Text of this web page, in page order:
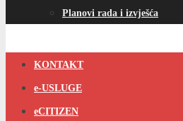
Planovi rada i izvješća
KONTAKT
e-USLUGE
eCITIZEN